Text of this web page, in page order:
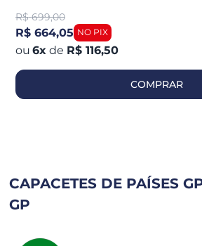
R$ 699,00
R$ 664,05
6x de R$ 116,50
COMPRAR
CAPACETES DE PAÍSES
GP